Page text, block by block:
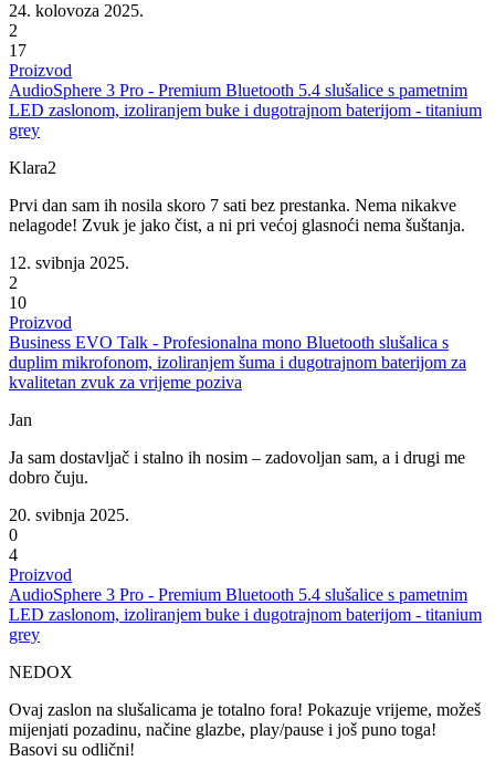
24. kolovoza 2025.
2
17
Proizvod
AudioSphere 3 Pro - Premium Bluetooth 5.4 slušalice s pametnim
LED zaslonom, izoliranjem buke i dugotrajnom baterijom - titanium
grey
Klara2
Prvi dan sam ih nosila skoro 7 sati bez prestanka. Nema nikakve
nelagode! Zvuk je jako čist, a ni pri većoj glasnoći nema šuštanja.
12. svibnja 2025.
2
10
Proizvod
Business EVO Talk - Profesionalna mono Bluetooth slušalica s
duplim mikrofonom, izoliranjem šuma i dugotrajnom baterijom za
kvalitetan zvuk za vrijeme poziva
Jan
Ja sam dostavljač i stalno ih nosim – zadovoljan sam, a i drugi me
dobro čuju.
20. svibnja 2025.
0
4
Proizvod
AudioSphere 3 Pro - Premium Bluetooth 5.4 slušalice s pametnim
LED zaslonom, izoliranjem buke i dugotrajnom baterijom - titanium
grey
NEDOX
Ovaj zaslon na slušalicama je totalno fora! Pokazuje vrijeme, možeš
mijenjati pozadinu, načine glazbe, play/pause i još puno toga!
Basovi su odlični!